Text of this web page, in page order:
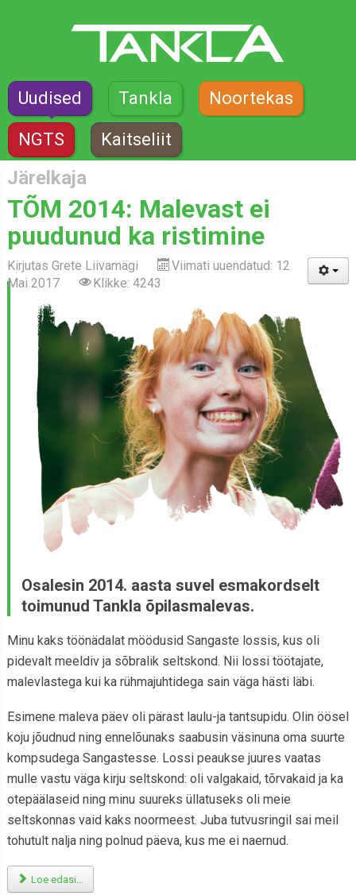
Uudised Tankla Noortekas
NGTS Kaitseliit
Järelkaja
TÕM 2014: Malevast ei
puudunud ka ristimine
Kirjutas Grete Liivamägi
Viimati uuendatud: 12
Mai 2017
Klikke: 4243
Osalesin 2014. aasta suvel esmakordselt
toimunud Tankla õpilasmalevas.
Minu kaks töönädalat möödusid Sangaste lossis, kus oli
pidevalt meeldiv ja sõbralik seltskond. Nii lossi töötajate,
malevlastega kui ka rühmajuhtidega sain väga hästi läbi.
Esimene maleva päev oli pärast laulu-ja tantsupidu. Olin öösel
koju jõudnud ning ennelõunaks saabusin väsinuna oma suurte
kompsudega Sangastesse. Lossi peaukse juures vaatas
mulle vastu väga kirju seltskond: oli valgakaid, tõrvakaid ja ka
otepäälaseid ning minu suureks üllatuseks oli meie
seltskonnas vaid kaks noormeest. Juba tutvusringil sai meil
tohutult nalja ning polnud päeva, kus me ei naernud.
Loe edasi...